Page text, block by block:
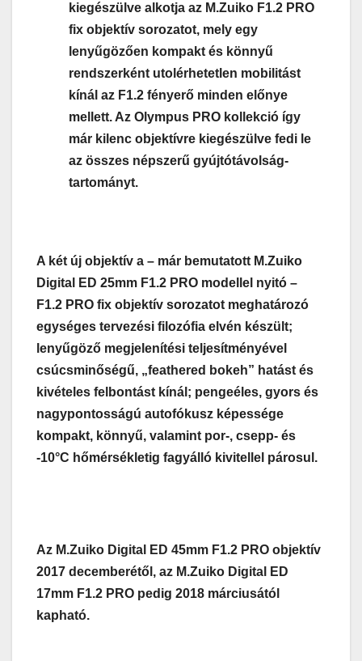
kiegészülve alkotja az M.Zuiko F1.2 PRO
fix objektív sorozatot, mely egy
lenyűgözően kompakt és könnyű
rendszerként utolérhetetlen mobilitást
kínál az F1.2 fényerő minden előnye
mellett. Az Olympus PRO kollekció így
már kilenc objektívre kiegészülve fedi le
az összes népszerű gyújtótávolság-
tartományt.
A két új objektív a – már bemutatott M.Zuiko
Digital ED 25mm F1.2 PRO modellel nyitó –
F1.2 PRO fix objektív sorozatot meghatározó
egységes tervezési filozófia elvén készült;
lenyűgöző megjelenítési teljesítményével
csúcsminőségű, „feathered bokeh” hatást és
kivételes felbontást kínál; pengeéles, gyors és
nagypontosságú autofókusz képessége
kompakt, könnyű, valamint por-, csepp- és
-10°C hőmérsékletig fagyálló kivitellel párosul.
Az M.Zuiko Digital ED 45mm F1.2 PRO objektív
2017 decemberétől, az M.Zuiko Digital ED
17mm F1.2 PRO pedig 2018 márciusától
kapható.